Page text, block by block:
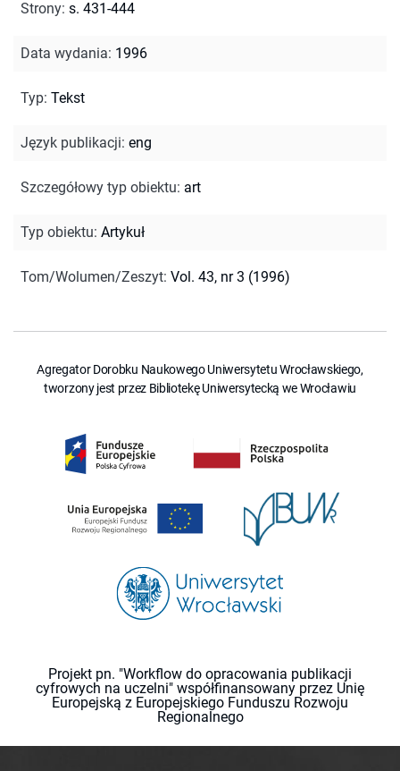
Strony: s. 431-444
Data wydania: 1996
Typ: Tekst
Język publikacji: eng
Szczegółowy typ obiektu: art
Typ obiektu: Artykuł
Tom/Wolumen/Zeszyt: Vol. 43, nr 3 (1996)
Agregator Dorobku Naukowego Uniwersytetu Wrocławskiego,
tworzony jest przez Bibliotekę Uniwersytecką we Wrocławiu
Projekt pn. "Workflow do opracowania publikacji
cyfrowych na uczelni" współfinansowany przez Unię
Europejską z Europejskiego Funduszu Rozwoju
Regionalnego